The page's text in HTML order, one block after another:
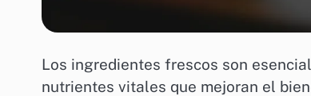
Los ingredientes frescos son
nutrientes vitales que mejoran el